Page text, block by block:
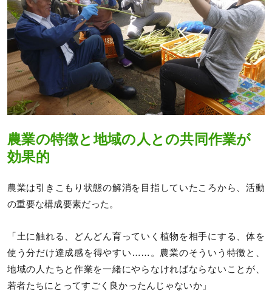
農業の特徴と地域の人との共同作業が
効果的
農業は引きこもり状態の解消を目指していたころから、活動
の重要な構成要素だった。
「土に触れる、どんどん育っていく植物を相手にする、体を
使う分だけ達成感を得やすい……。農業のそういう特徴と、
地域の人たちと作業を一緒にやらなければならないことが、
若者たちにとってすごく良かったんじゃないか」